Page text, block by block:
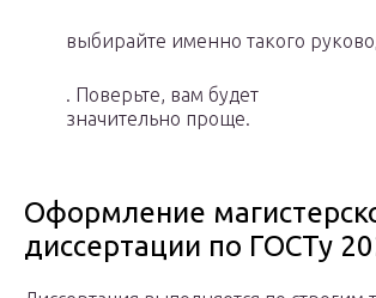
выбирайте именно такого
. Поверьте, вам будет
значительно проще.
Оформление
диссертации по ГОСТу